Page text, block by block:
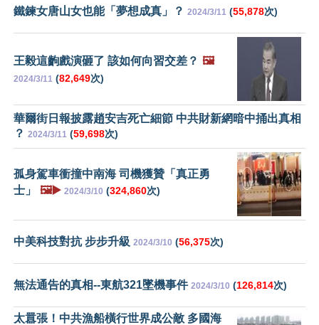
鐵鍊女唐山女也能「夢想成真」？ 2024/3/11 (55,878次)
王毅這齣戲演砸了 該如何向習交差？ 🖼️
2024/3/11 (82,649次)
華爾街日報披露趙安吉死亡細節 中共財新網暗中捅出真相
？ 2024/3/11 (59,698次)
孤身駕車衝撞中南海 司機獲贊「真正勇
士」
🖼️▶️ 2024/3/10 (324,860次)
中美科技對抗 步步升級 2024/3/10 (56,375次)
無法通告的真相--東航321墜機事件 2024/3/10 (126,814次)
太囂張！中共漁船橫行世界成公敵 多國海